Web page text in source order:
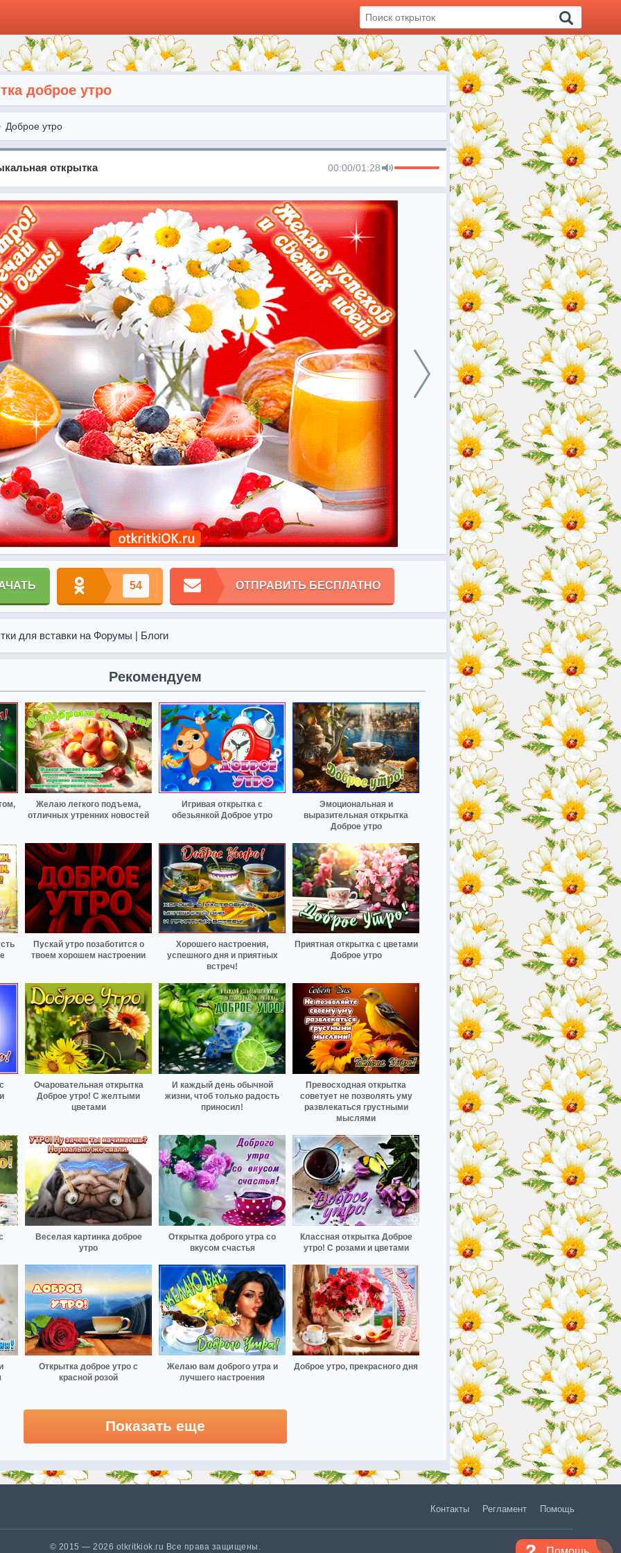
доброе утро
Доброе утро
открытка 00:00/01:28
54 ОТПРАВИТЬ БЕСПЛАТНО
для вставки на Форумы | Блоги
Рекомендуем
Желаю легкого подъема,
отличных утренних новостей
Игривая открытка с
обезьянкой Доброе утро
Эмоциональная и
выразительная открытка
Доброе утро
Пускай утро позаботится о
твоем хорошем настроении
Хорошего настроения,
успешного дня и приятных
встреч!
Приятная открытка с цветами
Доброе утро
Очаровательная открытка
Доброе утро! С желтыми
цветами
И каждый день обычной
жизни, чтоб только радость
приносил!
Превосходная открытка
советует не позволять уму
развлекаться грустными
мыслями
Веселая картинка доброе
утро
Открытка доброго утра со
вкусом счастья
Классная открытка Доброе
утро! С розами и цветами
Открытка доброе утро с
красной розой
Желаю вам доброго утра и
лучшего настроения
Доброе утро, прекрасного дня
Показать еще
Контакты Регламент Помощь
© 2015 — 2026 otkritkiok.ru Все права защищены.